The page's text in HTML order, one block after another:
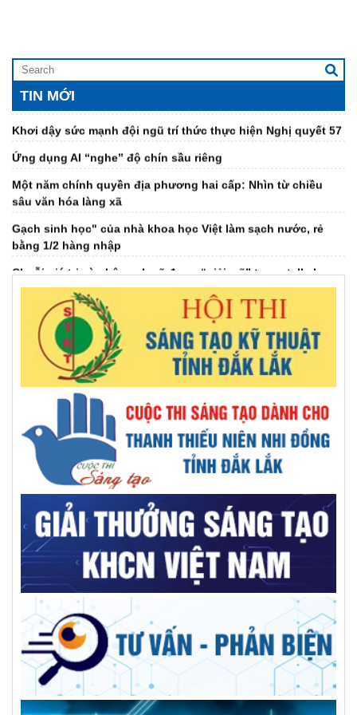
TIN MỚI
ĐƯỜNG MỚI, KHƠI DẬY KHÁT VỌNG CỐNG HIẾN CỦA ĐỘI
NGŨ TRÍ THỨC
Khơi dậy sức mạnh đội ngũ trí thức thực hiện Nghị quyết 57
Ứng dụng AI “nghe” độ chín sầu riêng
Một năm chính quyền địa phương hai cấp: Nhìn từ chiều
Gạch sinh học" của nhà khoa học Việt làm sạch nước, rẻ
Chuỗi giá trị cà phê xanh sẽ được “giải mã” trong talkshow
Đại hội Hội Dưỡng sinh tâm thể tỉnh khóa IV, nhiệm kỳ 2026-
Đại hội đại biểu Hội Khuyến học tỉnh Đắk Lắk lần thứ I,
nhiệm kỳ 2026 - 2031
Giải mã ‘bài toán khó’ EUDR bằng bản đồ số cà phê Đắk Lắk
Việt Nam đứng thứ 2 Đông Nam Á, thứ 7 thế giới về chuyển
đổi địa chỉ Internet thế hệ mới
Báo chí thời đại số - khi công nghệ song hành cùng tư duy
đổi mới
GS.VS.TSKH Trần Đình Long: Khoa học chỉ thật sự có giá trị
khi đến được với người dân
AILPA – Robot AI hỗ trợ người cao tuổi sống neo đơn
Kiện toàn nhân sự Trung tâm Tư vấn và dịch vụ KHCN tỉnh
Trường Đại học Xây dựng Miền Trung: Kỷ niệm 50 năm ngày
thành lập
Giải pháp tối ưu cho bệnh nhân sỏi đường mật phức tạp
GS.TS Hà Học Trạc, người nâng tầm vị thế trí thức, thủ lĩnh
đức, tài VUSTA
Góp ý Đề án điều chỉnh quy hoạch tỉnh Đắk Lắk thời kỳ